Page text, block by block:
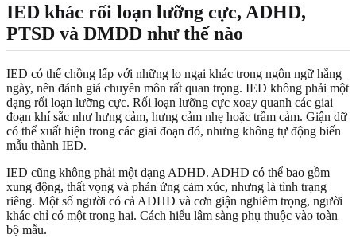
IED khác rối loạn lưỡng cực, ADHD,
PTSD và DMDD như thế nào
IED có thể chồng lấp với những lo ngại khác trong ngôn ngữ hằng
ngày, nên đánh giá chuyên môn rất quan trọng. IED không phải một
dạng rối loạn lưỡng cực. Rối loạn lưỡng cực xoay quanh các giai
đoạn khí sắc như hưng cảm, hưng cảm nhẹ hoặc trầm cảm. Giận dữ
có thể xuất hiện trong các giai đoạn đó, nhưng không tự động biến
mẫu thành IED.
IED cũng không phải một dạng ADHD. ADHD có thể bao gồm
xung động, thất vọng và phản ứng cảm xúc, nhưng là tình trạng
riêng. Một số người có cả ADHD và cơn giận nghiêm trọng, người
khác chỉ có một trong hai. Cách hiểu lâm sàng phụ thuộc vào toàn
bộ mẫu.